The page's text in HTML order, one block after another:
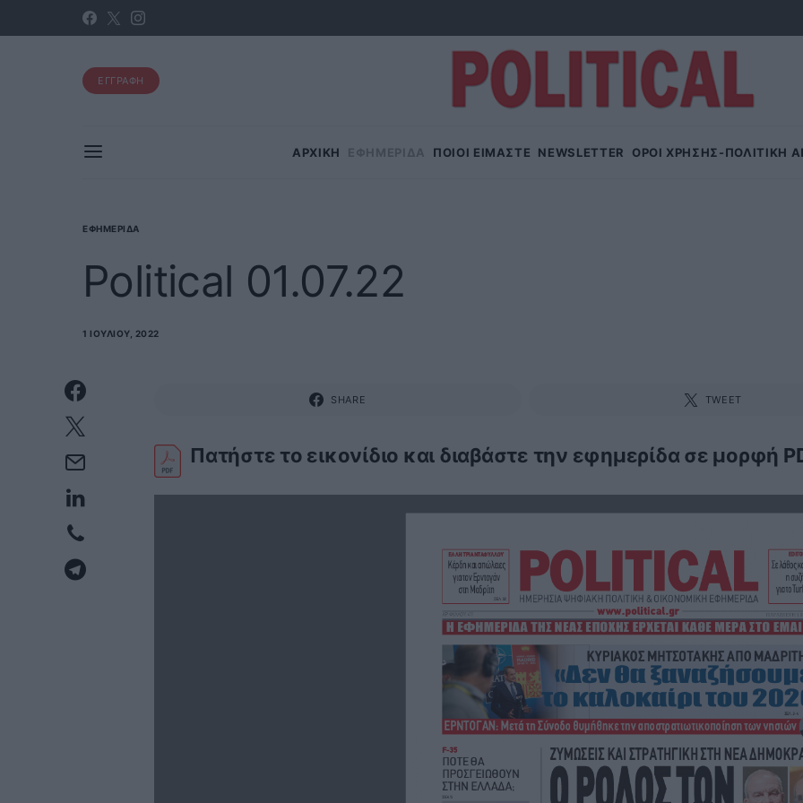
ΕΓΓΡΑΦΗ
ΑΡΧΙΚΗ ΕΦΗΜΕΡΙΔΑ ΠΟΙΟΙ ΕΙΜΑΣΤΕ NEWSLETTER OΡΟΙ ΧΡΗΣΗΣ-ΠΟΛΙΤΙΚΗ
ΕΦΗΜΕΡΊΔΑ
Political 01.07.22
1 ΙΟΥΛΊΟΥ, 2022
SHARE TWEET
Πατήστε το εικονίδιο και διαβάστε την εφημερίδα σε μορφή